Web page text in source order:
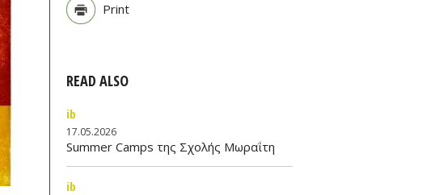
Print
READ ALSO
ib
17.05.2026
Summer Camps της Σχολής Μωραΐτη
ib